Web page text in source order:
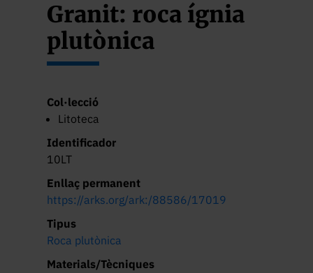
Granit: roca ígnia
plutònica
Col·lecció
Litoteca
Identificador
10LT
Enllaç permanent
https://arks.org/ark:/88586/17019
Tipus
Roca plutònica
Materials/Tècniques